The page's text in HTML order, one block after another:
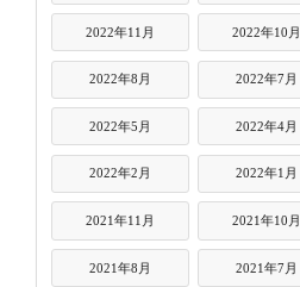
2022年11月 2022年10月
2022年8月 2022年7月
2022年5月 2022年4月
2022年2月 2022年1月
2021年11月 2021年10月
2021年8月 2021年7月